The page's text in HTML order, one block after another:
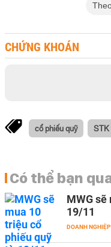
CHỨNG KHOÁN
cổ phiếu quỹ STK
Có thể bạn
MWG
19/11
DOANH NGHIỆP